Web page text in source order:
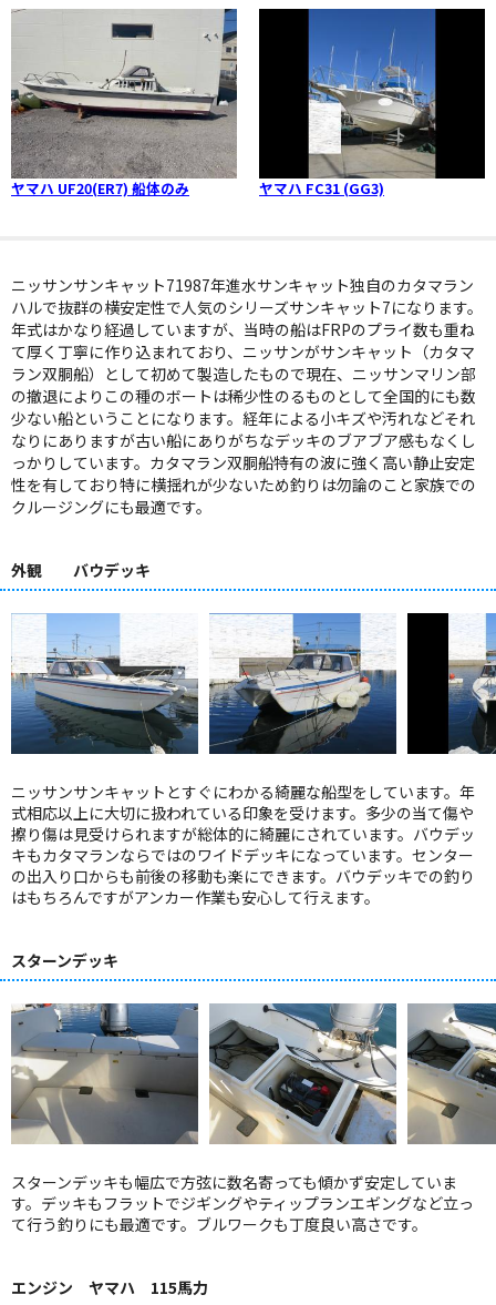
ヤマハ UF20(ER7) 船体のみ ヤマハ FC31 (GG3)
ニッサンサンキャット71987年進水サンキャット独自のカタマラン
ハルで抜群の横安定性で人気のシリーズサンキャット7になります。
年式はかなり経過していますが、当時の船はFRPのプライ数も重ね
て厚く丁寧に作り込まれており、ニッサンがサンキャット（カタマ
ラン双胴船）として初めて製造したもので現在、ニッサンマリン部
の撤退によりこの種のボートは稀少性のるものとして全国的にも数
少ない船ということになります。経年による小キズや汚れなどそれ
なりにありますが古い船にありがちなデッキのブアブア感もなくし
っかりしています。カタマラン双胴船特有の波に強く高い静止安定
性を有しており特に横揺れが少ないため釣りは勿論のこと家族での
クルージングにも最適です。
外観 バウデッキ
ニッサンサンキャットとすぐにわかる綺麗な船型をしています。年
式相応以上に大切に扱われている印象を受けます。多少の当て傷や
擦り傷は見受けられますが総体的に綺麗にされています。バウデッ
キもカタマランならではのワイドデッキになっています。センター
の出入り口からも前後の移動も楽にできます。バウデッキでの釣り
はもちろんですがアンカー作業も安心して行えます。
スターンデッキ
スターンデッキも幅広で方弦に数名寄っても傾かず安定していま
す。デッキもフラットでジギングやティップランエギングなど立っ
て行う釣りにも最適です。ブルワークも丁度良い高さです。
エンジン ヤマハ 115馬力